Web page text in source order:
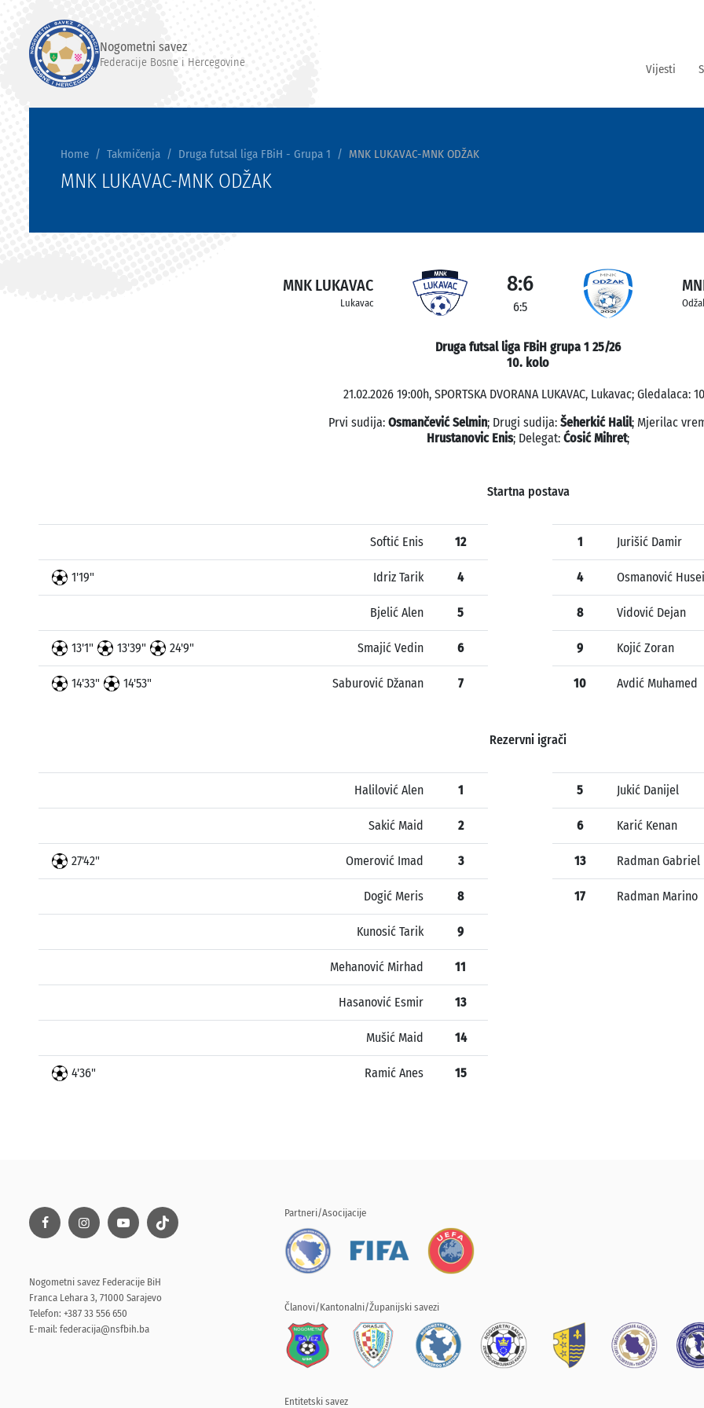
Nogometni savez
Federacije Bosne i Hercegovine Vijesti
Home Takmičenja Druga futsal liga FBiH - Grupa 1 MNK LUKAVAC-MNK ODŽAK
MNK LUKAVAC-MNK ODŽAK
MNK LUKAVAC
Lukavac
8:6
6:5
Druga futsal liga FBiH grupa 1 25/26
10. kolo
21.02.2026 19:00h, SPORTSKA DVORANA LUKAVAC, Lukavac; Gledalaca:
Prvi sudija: Osmančević Selmin; Drugi sudija: Šeherkić Halil; Mjerilac
Hrustanovic Enis; Delegat: Ćosić Mihret;
Startna postava
Softić Enis 12
1'19" Idriz Tarik 4
Bjelić Alen 5
13'1" 13'39" 24'9" Smajić Vedin 6
14'33" 14'53" Saburović Džanan 7
1 Jurišić Damir
4 Osmanović
8 Vidović Dejan
9 Kojić Zoran
10 Avdić Muhamed
Rezervni igrači
Halilović Alen 1
Sakić Maid 2
27'42" Omerović Imad 3
Dogić Meris 8
Kunosić Tarik 9
Mehanović Mirhad 11
Hasanović Esmir 13
Mušić Maid 14
4'36" Ramić Anes 15
5 Jukić Danijel
6 Karić Kenan
13 Radman Gabriel
17 Radman Marino
Nogometni savez Federacije BiH
Franca Lehara 3, 71000 Sarajevo
Telefon: +387 33 556 650
E-mail: federacija@nsfbih.ba
Partneri/Asocijacije
Članovi/Kantonalni/Županijski savezi
Entitetski savez